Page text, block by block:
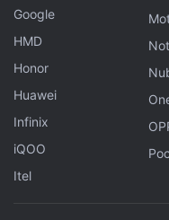
Vivo T4 5G का 8GB
फ्लिपकार्ट पर 21,999
इनफिनिक्स
Google
HMD
Honor
Huawei
Infinix
iQOO
Itel